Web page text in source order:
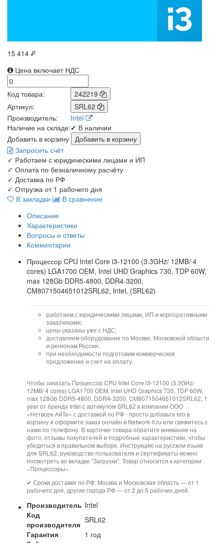
15 414 ₽
Цена включает НДС
Код товара:
242219
Артикул:
SRL62
Производитель:
Intel
Наличие на складе:✔ В наличии
Добавить в корзину
Запросить счёт
✓ Работаем с юридическими лицами и ИП
✓ Оплата по безналичному расчёту
✓ Доставка по РФ
✓ Отгрузка от 1 рабочего дня
В закладки
В сравнение
Описание
Характеристики
Вопросы и ответы
Комментарии
Процессор CPU Intel Core i3-12100 (3.3GHz/ 12MB/ 4
cores) LGA1700 OEM, Intel UHD Graphics 730, TDP 60W,
max 128Gb DDR5-4800, DDR4-3200,
CM8071504651012SRL62, Intel, (SRL62)
работаем с юридическими лицами, ИП и корпоративными
заказчиками;
цены указаны уже с НДС;
доставляем оборудование по Москве, Московской области
и регионам России;
при необходимости подготовим коммерческое
предложение и счет на оплату.
Чтобы заказать Процессор CPU Intel Core i3-12100 (3.3GHz/
12MB/ 4 cores) LGA1700 OEM, Intel UHD Graphics 730, TDP 60W,
max 128Gb DDR5-4800, DDR4-3200, CM8071504651012SRL62, 1
year от бренда Intel с артикулом SRL62 в компании ООО
«Нетворк-АйТи» с доставкой по РФ - просто добавьте его в
корзину и оформите заказ онлайн в Network-it.ru или свяжитесь с
нами по телефону. В карточке товара обратите внимание на
фото, отзывы покупателей и подробные характеристики, чтобы
убедиться в правильном выборе. Инструкцию на русском языке
для SRL62, руководство пользователя и сертификаты можно
посмотреть во вкладке "Загрузки". Товар относится к категории
«Процессоры».
✔ Сроки доставки по РФ: Москва и Московская область — от 1
рабочего дня, другие города РФ — от 2 до 5 рабочих дней.
Производитель Intel
Код
производителя SRL62
Гарантия
1 год